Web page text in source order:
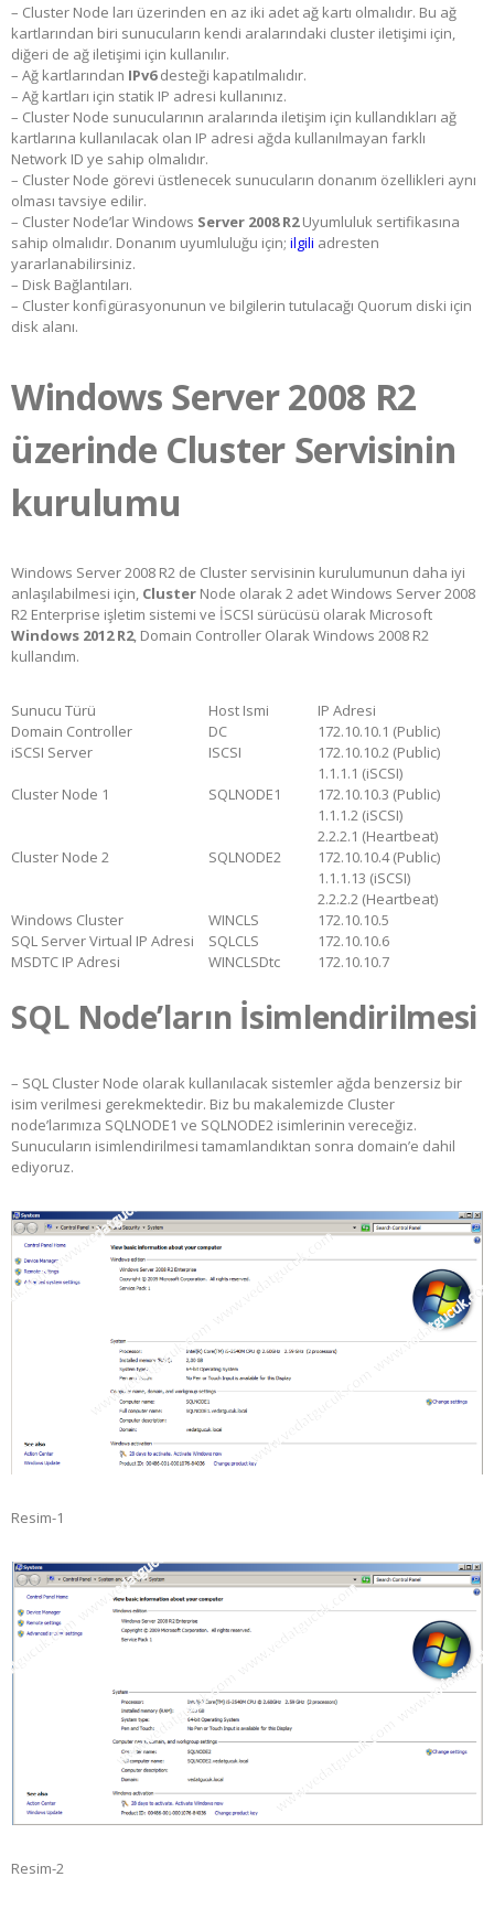
– Cluster Node ları üzerinden en az iki adet ağ kartı olmalıdır. Bu ağ
kartlarından biri sunucuların kendi aralarındaki cluster iletişimi için,
diğeri de ağ iletişimi için kullanılır.
– Ağ kartlarından IPv6desteği kapatılmalıdır.
– Ağ kartları için statik IP adresi kullanınız.
– Cluster Node sunucularının aralarında iletişim için kullandıkları ağ
kartlarına kullanılacak olan IP adresi ağda kullanılmayan farklı
Network ID ye sahip olmalıdır.
– Cluster Node görevi üstlenecek sunucuların donanım özellikleri aynı
olması tavsiye edilir.
– Cluster Node’lar Windows Server 2008 R2Uyumluluk sertifikasına
sahip olmalıdır. Donanım uyumluluğu için; ilgili adresten
yararlanabilirsiniz.
– Disk Bağlantıları.
– Cluster konfigürasyonunun ve bilgilerin tutulacağı Quorum diski için
disk alanı.
Windows Server 2008 R2
üzerinde Cluster Servisinin
kurulumu
Windows Server 2008 R2 de Cluster servisinin kurulumunun daha iyi
anlaşılabilmesi için, Cluster Node olarak 2 adet Windows Server 2008
R2 Enterprise işletim sistemi ve İSCSI sürücüsü olarak Microsoft
Windows 2012 R2, Domain Controller Olarak Windows 2008 R2
kullandım.
Sunucu Türü Host Ismi
IP Adresi
Domain Controller
DC
172.10.10.1 (Public)
iSCSI Server
ISCSI
172.10.10.2 (Public)
1.1.1.1 (iSCSI)
Cluster Node 1
SQLNODE1
172.10.10.3 (Public)
1.1.1.2 (iSCSI)
2.2.2.1 (Heartbeat)
Cluster Node 2
SQLNODE2
172.10.10.4 (Public)
1.1.1.13 (iSCSI)
2.2.2.2 (Heartbeat)
Windows Cluster
WINCLS
172.10.10.5
SQL Server Virtual IP Adresi
SQLCLS
172.10.10.6
MSDTC IP Adresi
WINCLSDtc 172.10.10.7
SQL Node’ların İsimlendirilmesi
– SQL Cluster Node olarak kullanılacak sistemler ağda benzersiz bir
isim verilmesi gerekmektedir. Biz bu makalemizde Cluster
node’larımıza SQLNODE1 ve SQLNODE2 isimlerinin vereceğiz.
Sunucuların isimlendirilmesi tamamlandıktan sonra domain’e dahil
ediyoruz.
Resim-1
Resim-2